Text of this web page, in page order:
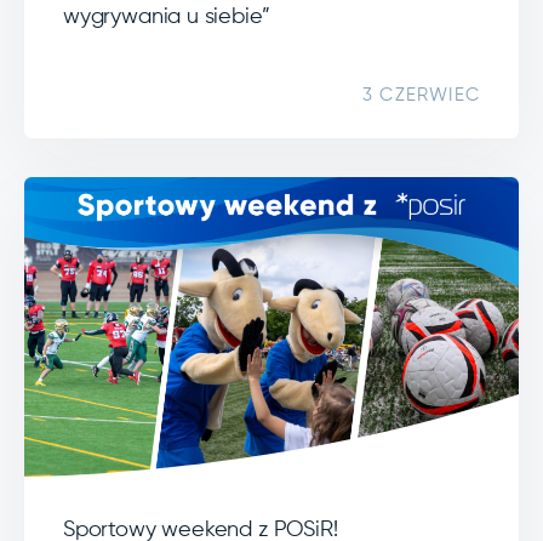
wygrywania u siebie”
3 CZERWIEC
Sportowy weekend z POSiR!